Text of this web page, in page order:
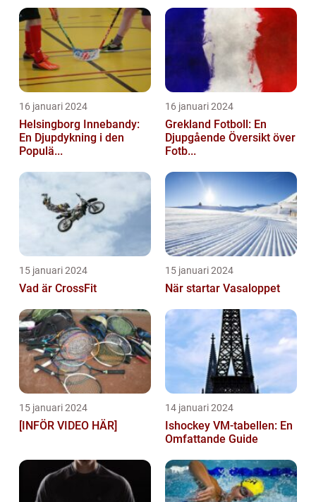
16 januari 2024
Helsingborg Innebandy:
En Djupdykning i den
Populä...
16 januari 2024
Grekland Fotboll: En
Djupgående Översikt över
Fotb...
15 januari 2024
Vad är CrossFit
15 januari 2024
När startar Vasaloppet
15 januari 2024
[INFÖR VIDEO HÄR]
14 januari 2024
Ishockey VM-tabellen: En
Omfattande Guide